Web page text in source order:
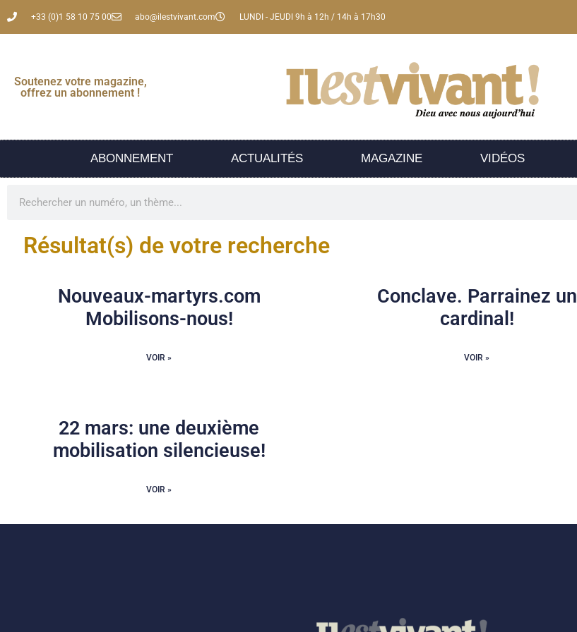
+33 (0)1 58 10 75 00 abo@ilestvivant.com LUNDI - JEUDI 9h à 12h / 14h à 17h30
Soutenez votre magazine,
offrez un abonnement !
ABONNEMENT ACTUALITÉS MAGAZINE VIDÉOS
Résultat(s) de votre recherche
Nouveaux-martyrs.com
Mobilisons-nous!
VOIR »
Conclave. Parrainez un
cardinal!
VOIR »
22 mars: une deuxième
mobilisation silencieuse!
VOIR »